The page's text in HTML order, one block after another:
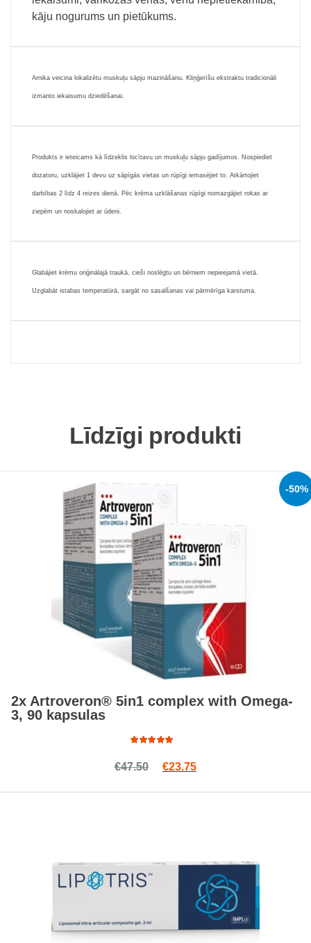
kāju nogurums un pietūkums.
Arnika veicina lokalizētu muskuļu sāpju mazināšanu. Kliņģerīšu ekstraktu tradicionāli
izmanto iekaisumu dziedēšanai.
Produkts ir ieteicams kā līdzeklis locītavu un muskuļu sāpju gadījumos. Nospiediet
dozatoru, uzklājiet 1 devu uz sāpīgās vietas un rūpīgi iemasējiet to. Atkārtojiet
darbības 2 līdz 4 reizes dienā. Pēc krēma uzklāšanas rūpīgi nomazgājiet rokas ar
ziepēm un noskalojiet ar ūdeni.
Glabājiet krēmu oriģinālajā traukā, cieši noslēgtu un bērniem nepieejamā vietā.
Uzglabāt istabas temperatūrā, sargāt no sasalšanas vai pārmērīga karstuma.
Līdzīgi produkti
-50%
2x Artroveron® 5in1 complex with Omega-
3, 90 kapsulas
4.98
out
€47.50 Original price was: €47.50.
€23.75Current price is: